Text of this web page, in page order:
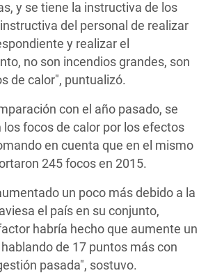
y se tiene la instructiva de los
del personal de realizar
y realizar el
no son incendios grandes, son
de calor", puntualizó.
con el año pasado, se
focos de calor por los efectos
en cuenta que en el mismo
245 focos en 2015.
un poco más debido a la
el país en su conjunto,
habría hecho que aumente un
de 17 puntos más con
pasada", sostuvo.